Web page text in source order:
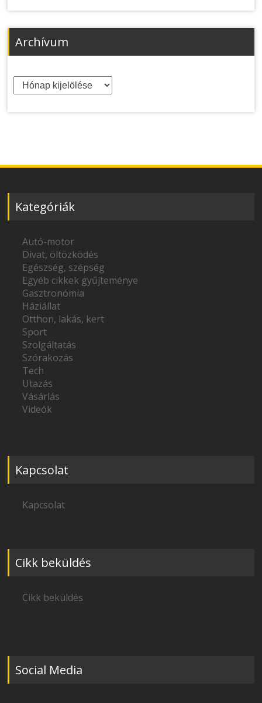
Archívum
Archívum
Kategóriák
Autó-motor
Divat, öltözködés
Egészség, szépség
Egyéb cikkek gyűjteménye
Gasztronómia
Háziállat
Otthon, lakás, kert
Sport
Szolgáltatás
Szórakozás
Tech
Utazás
Vásárlás
Videók
Kapcsolat
Kapcsolat
Cikk beküldés
Cikk beküldés
Social Media